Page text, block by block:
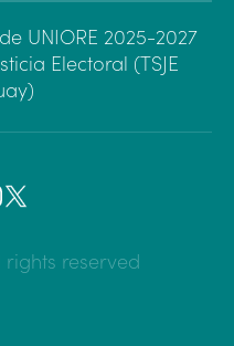
UNIORE 2025-2027
Electoral (TSJE
rights reserved